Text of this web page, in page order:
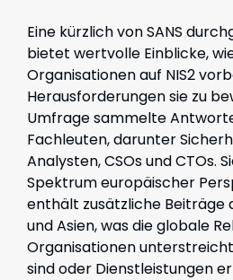
Eine kürzlich von SANS
bietet wertvolle Einblicke,
Organisationen auf NIS2
Herausforderungen sie zu
Umfrage sammelte
Fachleuten, darunter
Analysten, CSOs und CTOs.
Spektrum europäischer
enthält zusätzliche Beiträge
und Asien, was die globale
Organisationen
sind oder Dienstleistungen